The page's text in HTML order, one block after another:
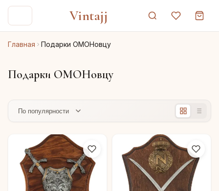
Vintajj
Главная Подарки ОМОНовцу
Подарки ОМОНовцу